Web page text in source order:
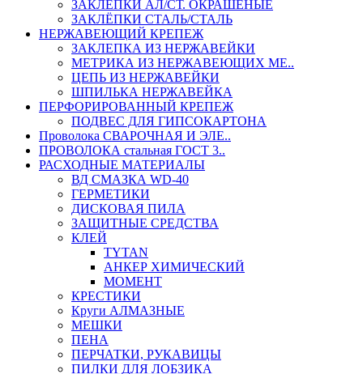
ЗАКЛЁПКИ АЛ/СТ. ОКРАШЕНЫЕ
ЗАКЛЁПКИ СТАЛЬ/СТАЛЬ
НЕРЖАВЕЮЩИЙ КРЕПЕЖ
ЗАКЛЕПКА ИЗ НЕРЖАВЕЙКИ
МЕТРИКА ИЗ НЕРЖАВЕЮЩИХ МЕ..
ЦЕПЬ ИЗ НЕРЖАВЕЙКИ
ШПИЛЬКА НЕРЖАВЕЙКА
ПЕРФОРИРОВАННЫЙ КРЕПЕЖ
ПОДВЕС ДЛЯ ГИПСОКАРТОНА
Проволока СВАРОЧНАЯ И ЭЛЕ..
ПРОВОЛОКА стальная ГОСТ 3..
РАСХОДНЫЕ МАТЕРИАЛЫ
ВД СМАЗКА WD-40
ГЕРМЕТИКИ
ДИСКОВАЯ ПИЛА
ЗАЩИТНЫЕ СРЕДСТВА
КЛЕЙ
TYTAN
АНКЕР ХИМИЧЕСКИЙ
МОМЕНТ
КРЕСТИКИ
Круги АЛМАЗНЫЕ
МЕШКИ
ПЕНА
ПЕРЧАТКИ, РУКАВИЦЫ
ПИЛКИ ДЛЯ ЛОБЗИКА